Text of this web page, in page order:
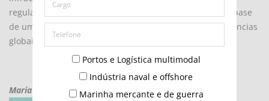
Portos e Logística multimodal
Indústria naval e offshore
Marinha mercante e de guerra
regulatória será possível consolidar a cabotagem como base
de uma logística moderna, resiliente e alinhada às exigências
globais de sustentabilidade.
Maria Gimena Scott é CFO da Norcoast